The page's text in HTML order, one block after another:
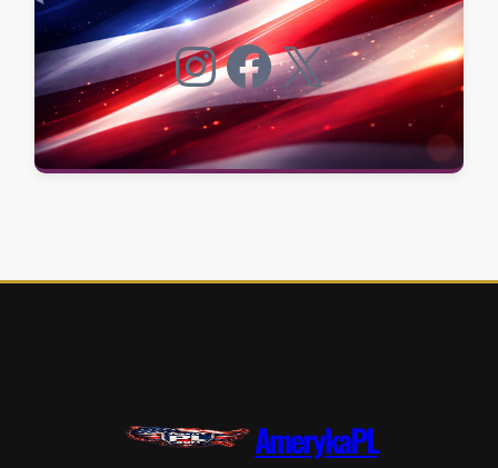
Instagram Facebook X
AmerykaPL